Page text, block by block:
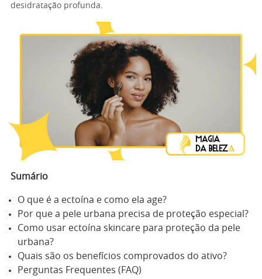
desidratação profunda.
Sumário
O que é a ectoína e como ela age?
Por que a pele urbana precisa de proteção especial?
Como usar ectoína skincare para proteção da pele
urbana?
Quais são os benefícios comprovados do ativo?
Perguntas Frequentes (FAQ)